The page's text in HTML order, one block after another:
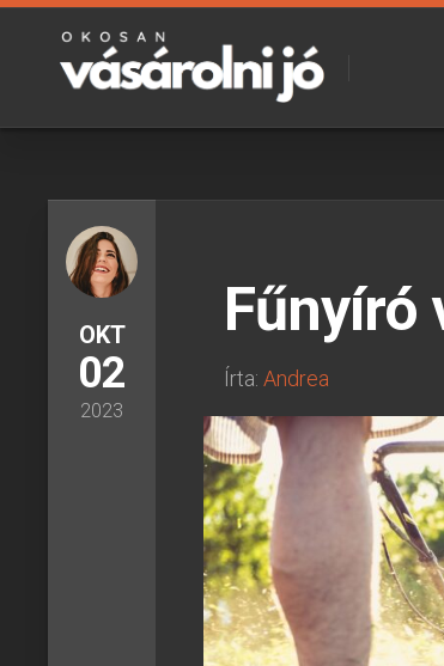
Skip
content
OKT
02
2023
Fűnyíró
Írta: Andrea